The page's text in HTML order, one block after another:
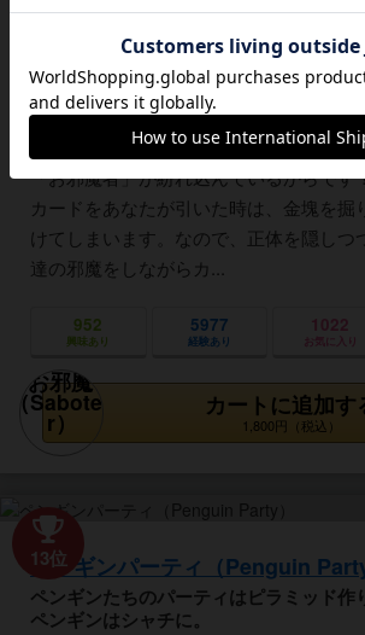
から、７枚分空けて伏せたカードを３枚
の金塊があるカードまで道を繋げるよう
出していきます。しかし、そう簡単には
きません。何故なら、一緒にゲームをし
「お邪魔者」が紛れ込んでいるからです
カードをあなたが引いた時は、金塊を掘
けてしまいます。なので、正体を隠しつ
達の邪魔をしながらカ...
952
興味あり
5977
経験あり
1022
お気に入り
カートに追加す
1,800円（税込）
13位
ペンギンパーティ（Penguin Party
ペンギンたちのパーティはピラミッド作
ペンギンはシャチに。